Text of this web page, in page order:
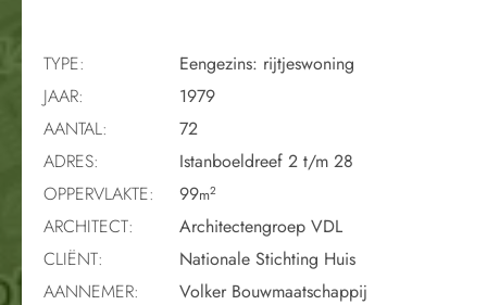
TYPE:
Eengezins: rijtjeswoning
JAAR:
1979
AANTAL:
72
ADRES:
Istanboeldreef 2 t/m 28
OPPERVLAKTE:
99m2
ARCHITECT:
Architectengroep VDL
CLIËNT:
Nationale Stichting Huis
AANNEMER:
Volker Bouwmaatschappij